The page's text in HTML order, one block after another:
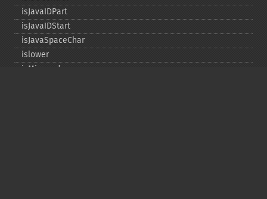
isJavaIDPart
isJavaIDStart
isJavaSpaceChar
islower
isMirrored